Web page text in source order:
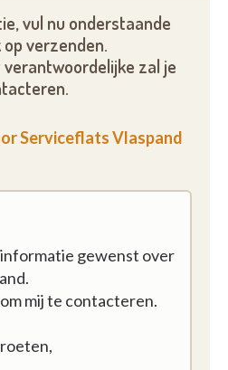
vul nu onderstaande
verzenden.
zal je
Serviceflats Vlaspand